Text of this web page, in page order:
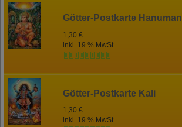
Götter-Postkarte Hanuman
1,30 €
inkl. 19 % MwSt.
Götter-Postkarte Kali
1,30 €
inkl. 19 % MwSt.